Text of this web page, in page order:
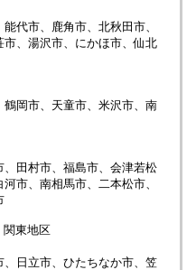
代市、鹿角市、北秋田市、
市、湯沢市、にかほ市、仙北
鶴岡市、天童市、米沢市、南
、田村市、福島市、会津若松
市、南相馬市、二本松市、
関東地区
、日立市、ひたちなか市、笠